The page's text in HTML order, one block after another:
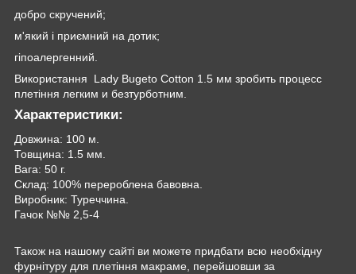
‌добро‌ ‌скручений;‌ ‌
м'який і приємний на дотик;
гіпоалергенний.‌ ‌
Використання‌ ‌ ‌Lady Bugeto Cotton‌ ‌1.5 ‌мм‌ ‌зробить‌ ‌процесс‌
‌плетіння‌ легким‌ ‌и‌ ‌безтурботним.‌‌‌
Характеристики:
Довжина: 100 м.
Товщина: 1.5 мм.
Вага: 50 г.
Склад: 100% перероблена бавовна.
Виробник: Туреччина.
Гачок №№ 2,5-4
Також на нашому сайті ви можете придбати всю необхідну
фурнітуру для плетіння макраме, перейшовши за